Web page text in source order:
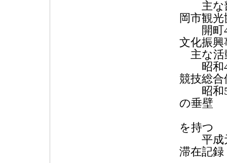
主な
岡市観
開町
文化振興
主な活
昭和
競技総合
昭和
の垂壁
を持つ
平成元
滞在記録